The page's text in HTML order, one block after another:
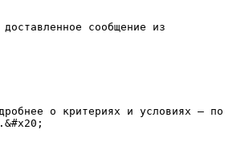
сообщение из
о критериях и условиях — по